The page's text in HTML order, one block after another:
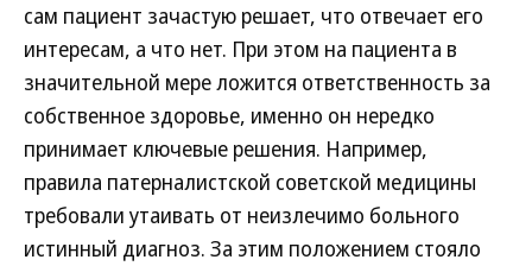
сам пациент зачастую решает, что отвечает его
интересам, а что нет. При этом на пациента в
значительной мере ложится ответственность за
собственное здоровье, именно он нередко
принимает ключевые решения. Например,
правила патерналистской советской медицины
требовали утаивать от неизлечимо больного
истинный диагноз. За этим положением стояло